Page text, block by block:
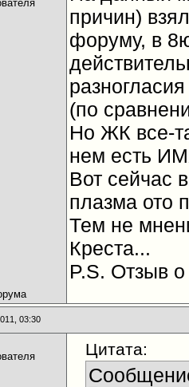
причин)
форуму, в
(по
Но ЖК все-
нем есть
Вот сейчас
плазма ото
Тем не
Креста...
P.S. Отзыв
03:30
Цитата: